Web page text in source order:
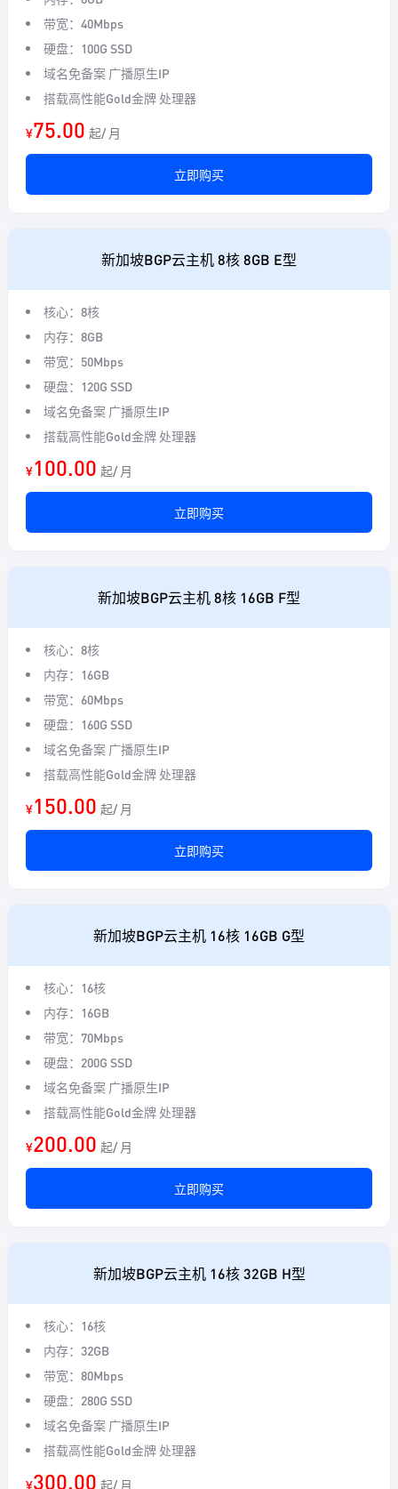
带宽：40Mbps
硬盘：100G SSD
域名免备案 广播原生IP
搭载高性能Gold金牌 处理器
¥75.00 起/ 月
立即购买
新加坡BGP云主机 8核 8GB E型
核心：8核
内存：8GB
带宽：50Mbps
硬盘：120G SSD
域名免备案 广播原生IP
搭载高性能Gold金牌 处理器
¥100.00 起/ 月
立即购买
新加坡BGP云主机 8核 16GB F型
核心：8核
内存：16GB
带宽：60Mbps
硬盘：160G SSD
域名免备案 广播原生IP
搭载高性能Gold金牌 处理器
¥150.00 起/ 月
立即购买
新加坡BGP云主机 16核 16GB G型
核心：16核
内存：16GB
带宽：70Mbps
硬盘：200G SSD
域名免备案 广播原生IP
搭载高性能Gold金牌 处理器
¥200.00 起/ 月
立即购买
新加坡BGP云主机 16核 32GB H型
核心：16核
内存：32GB
带宽：80Mbps
硬盘：280G SSD
域名免备案 广播原生IP
搭载高性能Gold金牌 处理器
¥300.00 起/ 月